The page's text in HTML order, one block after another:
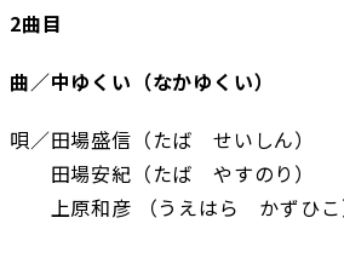
2曲目
曲／中ゆくい（なかゆくい）
唄／田場盛信（たば せいしん）
田場安紀（たば やすのり）
上原和彦 （うえはら かずひこ